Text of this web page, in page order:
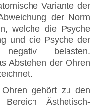
Variante der
der Norm
welche die Psyche
und die Psyche der
negativ belasten.
Abstehen der Ohren
gehört zu den
Ästhetisch-